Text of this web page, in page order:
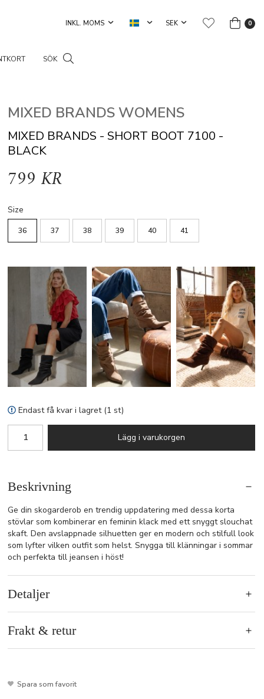
0
SÖK
MIXED BRANDS WOMENS
MIXED BRANDS - SHORT BOOT 7100 -
BLACK
799 KR
Size
36 37 38 39 40 41
Endast få kvar i lagret (1 st)
Lägg i varukorgen
Beskrivning
Ge din skogarderob en trendig uppdatering med dessa korta
stövlar som kombinerar en feminin klack med ett snyggt slouchat
skaft. Den avslappnade silhuetten ger en modern och stilfull look
som lyfter vilken outfit som helst. Snygga till klänningar i sommar
och perfekta till jeansen i höst!
Detaljer
Frakt & retur
Spara som favorit